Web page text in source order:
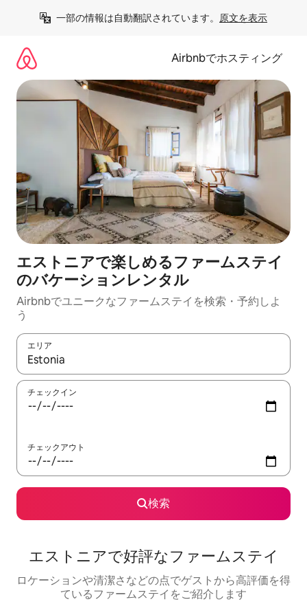
一部の情報は自動翻訳されています。 原文を表示
Airbnbでホスティング
エストニアで楽しめるファームステイ
のバケーションレンタル
Airbnbでユニークなファームステイを検索・予約しよ
う
エリア
検索結果が表示されたら、上下の矢印キーを使って移動するか
チェックイン
チェックアウト
検索
エストニアで好評なファームステイ
ロケーションや清潔さなどの点でゲストから高評価を得
ているファームステイをご紹介します